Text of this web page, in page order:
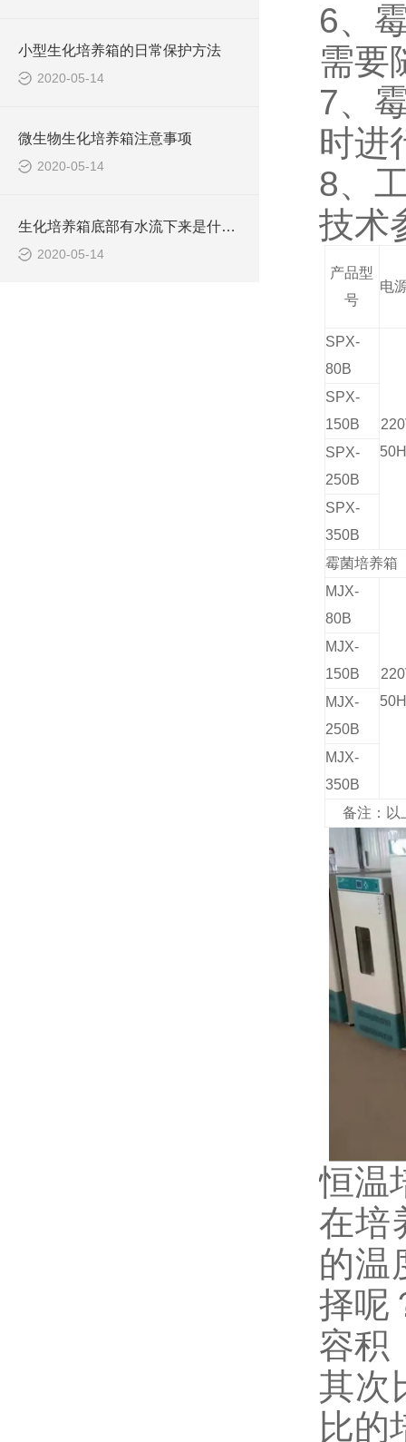
小型生化培养箱的日常保护方法
2020-05-14
微生物生化培养箱注意事项
2020-05-14
生化培养箱底部有水流下来是什么原因
2020-05-14
6、
需要
7、
时进
8、
技术
产品型
号
电
SPX-
80B
SPX-
150B
SPX-
250B
SPX-
350B
霉菌培养箱
MJX-
80B
MJX-
150B
MJX-
250B
MJX-
350B
备注：以
恒温
在培
的温
择呢
容积
其次
比的